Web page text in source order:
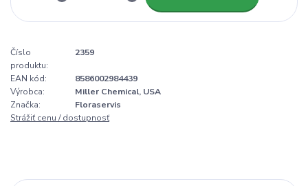
Číslo
produktu:
2359
EAN kód:
8586002984439
Výrobca:
Miller Chemical, USA
Značka:
Floraservis
Strážiť cenu / dostupnosť